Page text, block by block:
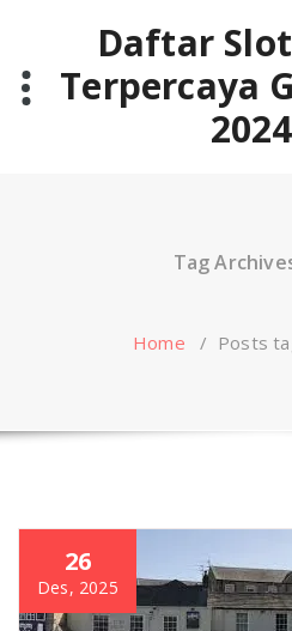
Daftar
Terpercaya
2024
Tag
Home / Posts
26
Des, 2025